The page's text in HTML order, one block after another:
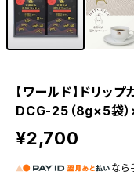
【ワールド】ドリ
DCG-25（8g×5袋
¥2,700
なら